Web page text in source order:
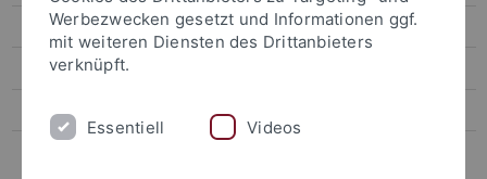
Forschungsprojekte
Veranstaltungen
Werbezwecken gesetzt und Informationen ggf.
mit weiteren Diensten des Drittanbieters
verknüpft.
Essentiell Videos